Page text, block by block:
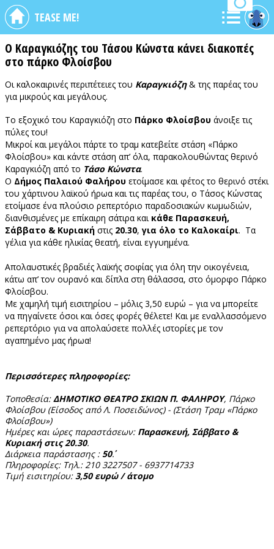
TEASE ME!
Ο Καραγκιόζης του Τάσου Κώνστα κάνει διακοπές
στο πάρκο Φλοίσβου
Οι καλοκαιρινές περιπέτειες του Καραγκιόζη & της παρέας του
για μικρούς και μεγάλους.
Το εξοχικό του Καραγκιόζη στο Πάρκο Φλοίσβου άνοιξε τις
πύλες του!
Μικροί και μεγάλοι πάρτε το τραμ κατεβείτε στάση «Πάρκο
Φλοίσβου» και κάντε στάση απ’ όλα, παρακολουθώντας θερινό
Καραγκιόζη από το Τάσο Κώνστα.
Ο Δήμος Παλαιού Φαλήρου ετοίμασε και φέτος το θερινό στέκι
του χάρτινου λαϊκού ήρωα και τις παρέας του, ο Τάσος Κώνστας
ετοίμασε ένα πλούσιο ρεπερτόριο παραδοσιακών κωμωδιών,
διανθισμένες με επίκαιρη σάτιρα και κάθε Παρασκευή,
Σάββατο & Κυριακή στις 20.30, για όλο το Καλοκαίρι. Τα
γέλια για κάθε ηλικίας θεατή, είναι εγγυημένα.
Απολαυστικές βραδιές λαϊκής σοφίας για όλη την οικογένεια,
κάτω απ’ τον ουρανό και δίπλα στη θάλασσα, στο όμορφο Πάρκο
Φλοίσβου.
Με χαμηλή τιμή εισιτηρίου – μόλις 3,50 ευρώ – για να μπορείτε
να πηγαίνετε όσοι και όσες φορές θέλετε! Και με εναλλασσόμενο
ρεπερτόριο για να απολαύσετε πολλές ιστορίες με τον
αγαπημένο μας ήρωα!
Περισσότερες πληροφορίες:
Τοποθεσία:ΔΗΜΟΤΙΚΟ ΘΕΑΤΡΟ ΣΚΙΩΝ Π. ΦΑΛΗΡΟΥ, Πάρκο
Φλοίσβου (Είσοδος από Λ. Ποσειδώνος) - (Στάση Τραμ «Πάρκο
Φλοίσβου»)
Ημέρες και ώρες παραστάσεων: Παρασκευή, Σάββατο &
Κυριακή στις 20.30.
Διάρκεια παράστασης : 50΄.
Πληροφορίες: Τηλ.: 210 3227507 - 6937714733
Τιμή εισιτηρίου:3,50 ευρώ / άτομο